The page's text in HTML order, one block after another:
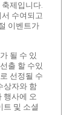
제입니다.
수여되고
이벤트가
될 수 있
출 할 수있
선정될 수
상자와 함
행사에 오
트 및 소셜